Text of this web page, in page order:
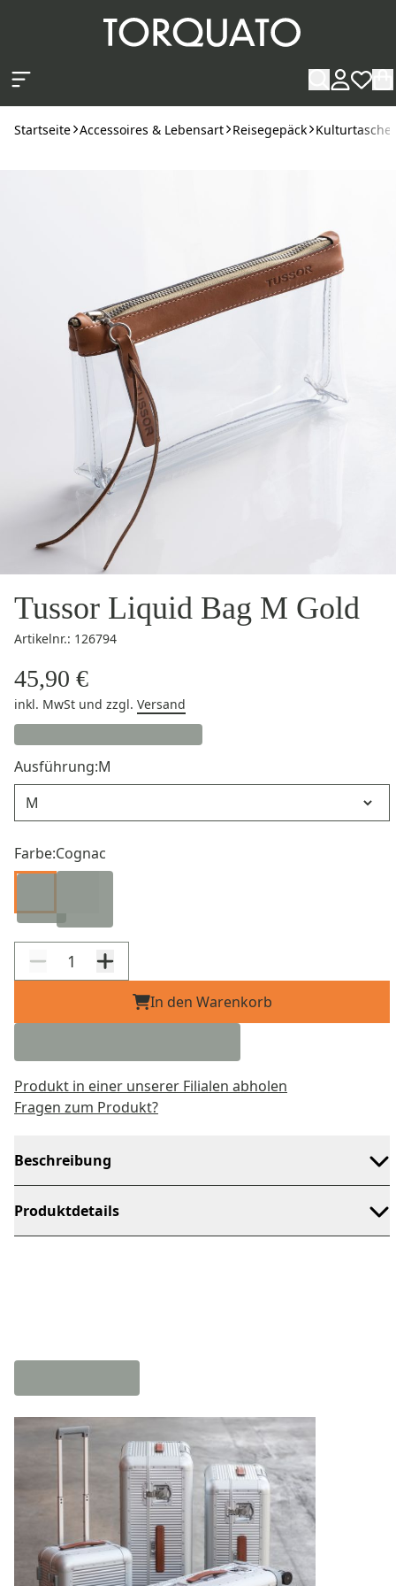
Startseite Accessoires & Lebensart Reisegepäck
Tussor Liquid Bag M Gold
Artikelnr.: 126794
45,90 €
inkl. MwSt und zzgl. Versand
Ausführung:M
Farbe:Cognac
In den Warenkorb
Produkt in einer unserer Filialen abholen
Fragen zum Produkt?
Beschreibung
Produktdetails